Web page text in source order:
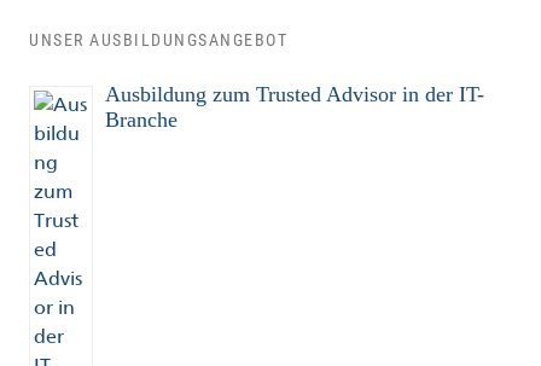
UNSER AUSBILDUNGSANGEBOT
Ausbildung zum Trusted Advisor in der IT-
Branche